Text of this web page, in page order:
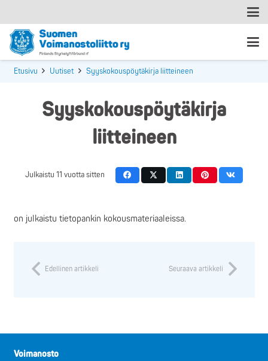
Etusivu Uutiset Syyskokouspöytäkirja liitteineen
Syyskokouspöytäkirja
liitteineen
Julkaistu 11 vuotta sitten
on julkaistu tietopankin kokousmateriaaleissa.
Edellinen artikkeli Seuraava artikkeli
Voimanosto